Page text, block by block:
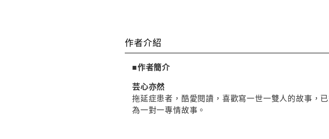
作者介紹
■作者簡介
芸心亦然
拖延症患者，酷愛閱讀，喜歡寫一世一雙人的故事，
為一對一專情故事。